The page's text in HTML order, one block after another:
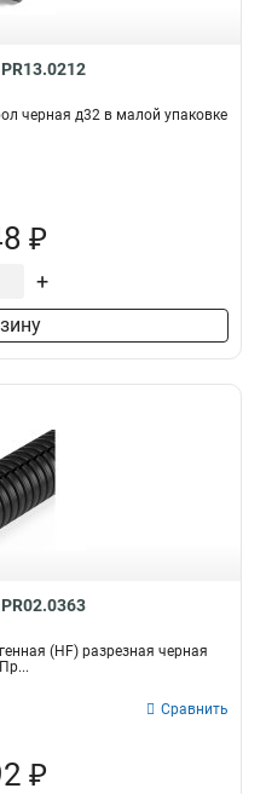
черная д32 в малой упаковке
₽
+
(HF) разрезная черная
Сравнить
₽